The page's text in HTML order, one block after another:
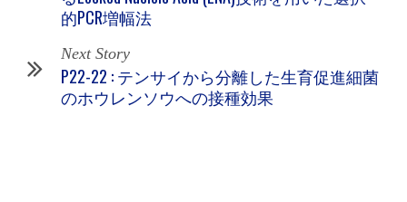
的PCR増幅法
Next Story
P22-22 : テンサイから分離した生育促進細菌
のホウレンソウへの接種効果